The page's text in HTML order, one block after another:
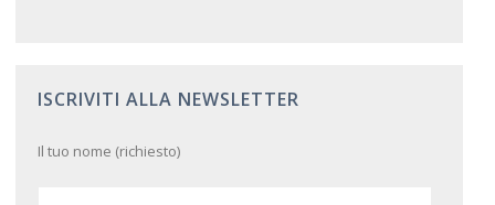
ISCRIVITI ALLA NEWSLETTER
Il tuo nome (richiesto)